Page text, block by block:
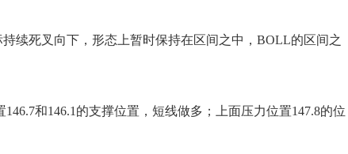
死叉向下，形态上暂时保持在区间之中，BOLL的区间之
和146.1的支撑位置，短线做多；上面压力位置147.8的位